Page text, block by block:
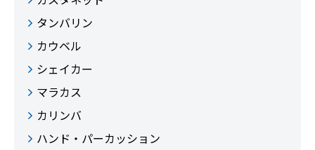
タンバリン
カウベル
シェイカー
マラカス
カリンバ
ハンド・パーカッション